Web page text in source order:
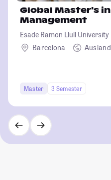
Global Master's
Management
Esade Ramon Llull University
Barcelona
Ausland
Master 3 Semester